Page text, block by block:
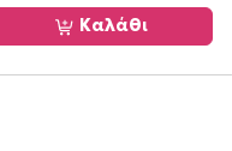
m
ο
Καλάθι